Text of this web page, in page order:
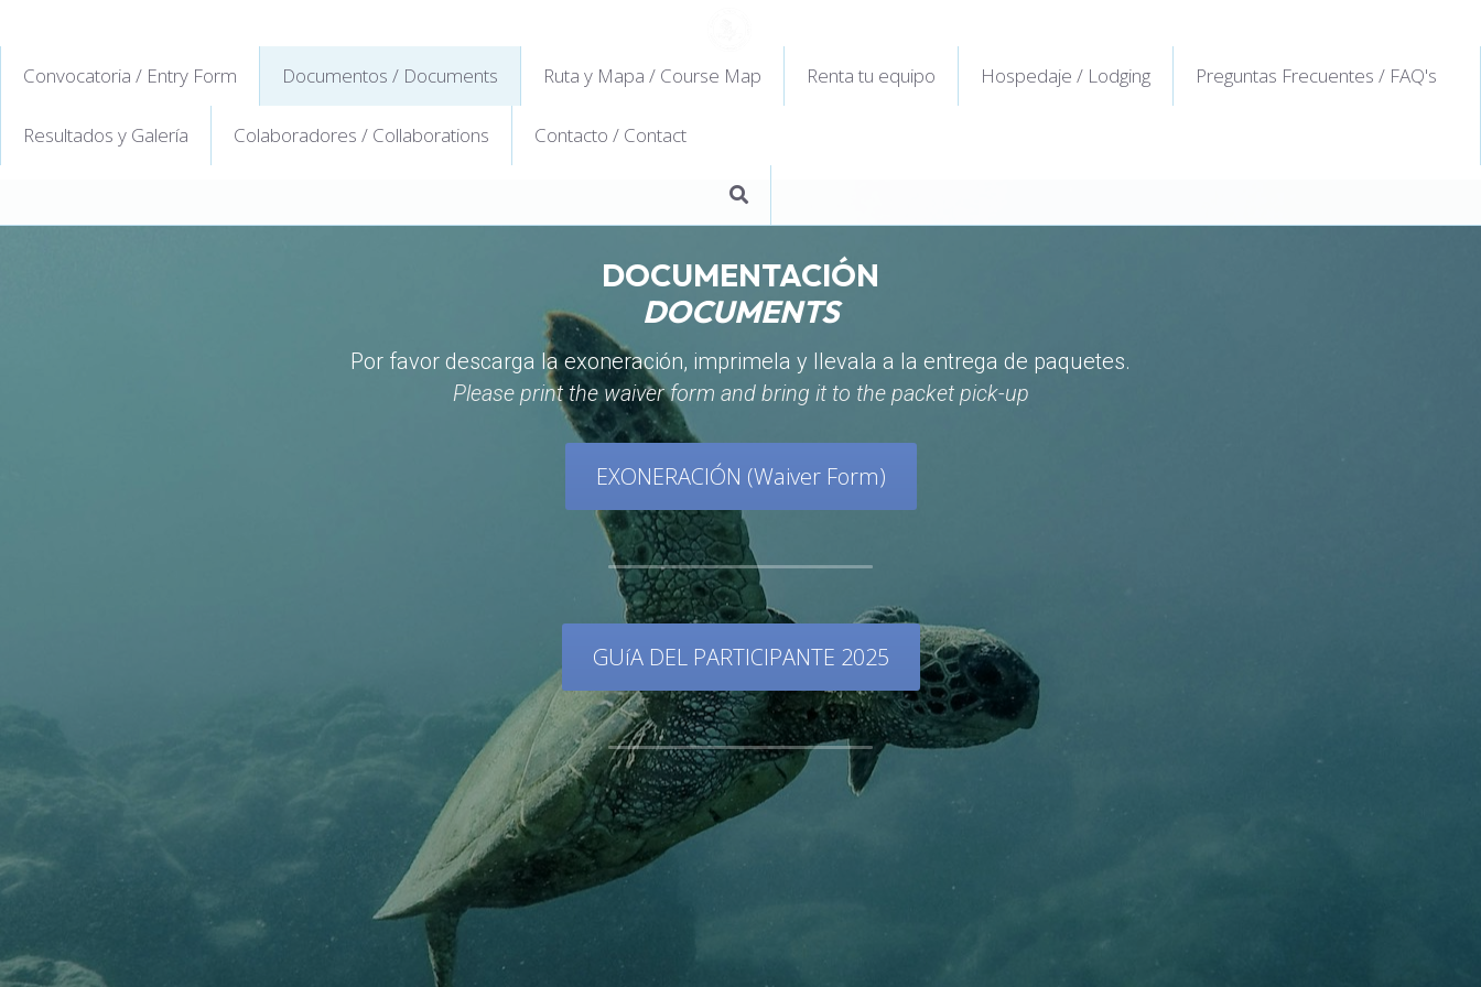
Convocatoria / Entry Form Documentos / Documents Ruta y Mapa / Course Map Renta tu equipo Hospedaje / Lodging Preguntas Frecuentes / FAQ's
Resultados y Galería Colaboradores / Collaborations Contacto / Contact
DOCUMENTACIÓN
DOCUMENTS
Por favor descarga la exoneración, imprimela y llevala a la entrega de paquetes.
Please print the waiver form and bring it to the packet pick-up
EXONERACIÓN (Waiver Form)
GUíA DEL PARTICIPANTE 2025